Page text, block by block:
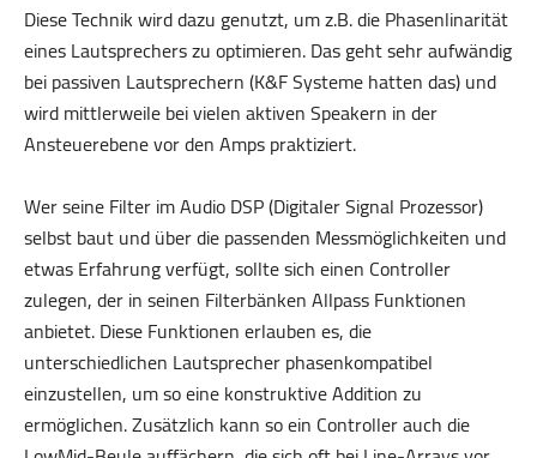
Diese Technik wird dazu genutzt, um z.B. die Phasenlinarität
eines Lautsprechers zu optimieren. Das geht sehr aufwändig
bei passiven Lautsprechern (K&F Systeme hatten das) und
wird mittlerweile bei vielen aktiven Speakern in der
Ansteuerebene vor den Amps praktiziert.
Wer seine Filter im Audio DSP (Digitaler Signal Prozessor)
selbst baut und über die passenden Messmöglichkeiten und
etwas Erfahrung verfügt, sollte sich einen Controller
zulegen, der in seinen Filterbänken Allpass Funktionen
anbietet. Diese Funktionen erlauben es, die
unterschiedlichen Lautsprecher phasenkompatibel
einzustellen, um so eine konstruktive Addition zu
ermöglichen. Zusätzlich kann so ein Controller auch die